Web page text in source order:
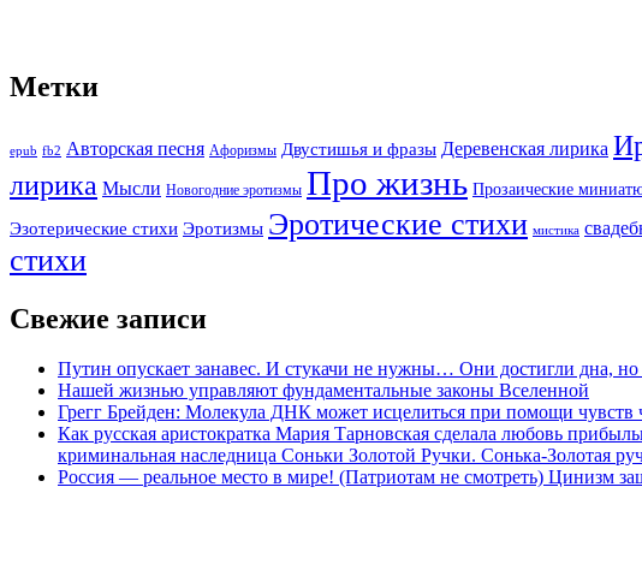
Метки
epub fb2 Авторская песня Афоризмы Двустишья и фразы Деревенская лирика
лирика Мысли Новогодние эротизмы Про жизнь Прозаические
Эзотерические стихи Эротизмы Эротические стихи мистика
стихи
Свежие записи
Путин опускает занавес. И стукачи не нужны… Они достигли дна,
Нашей жизнью управляют фундаментальные законы Вселенной
Грегг Брейден: Молекула ДНК может исцелиться при помощи чувств
Как русская аристократка Мария Тарновская сделала любовь
криминальная наследница Соньки Золотой Ручки. Сонька-Золотая
Россия — реальное место в мире! (Патриотам не смотреть) Цинизм